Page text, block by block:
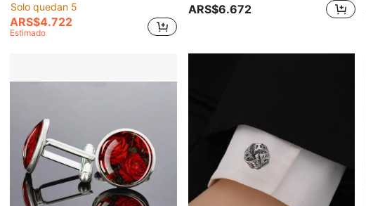
Solo quedan 5
ARS$4.722
Estimado
ARS$6.672